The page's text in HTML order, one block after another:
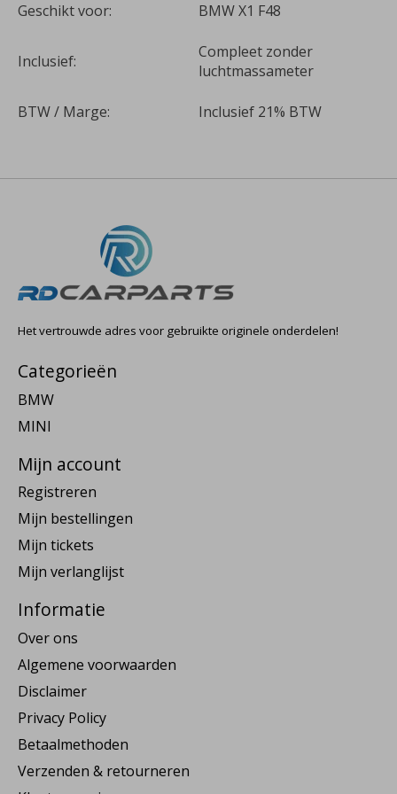
Geschikt voor: BMW X1 F48
Inclusief:
Compleet zonder
luchtmassameter
BTW / Marge: Inclusief 21% BTW
Het vertrouwde adres voor gebruikte originele onderdelen!
Categorieën
BMW
MINI
Mijn account
Registreren
Mijn bestellingen
Mijn tickets
Mijn verlanglijst
Informatie
Over ons
Algemene voorwaarden
Disclaimer
Privacy Policy
Betaalmethoden
Verzenden & retourneren